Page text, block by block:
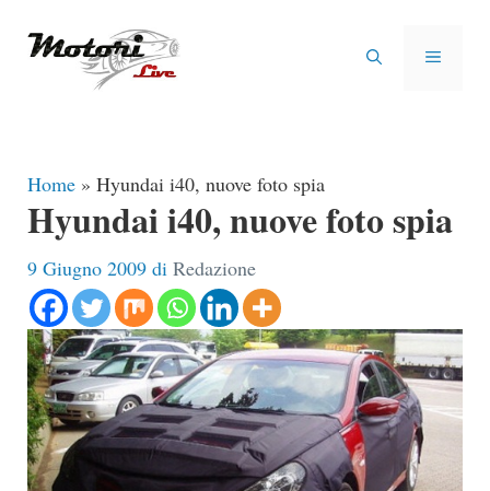
MENU
Home » Hyundai i40, nuove foto spia
Hyundai i40, nuove foto spia
9 Giugno 2009 di Redazione